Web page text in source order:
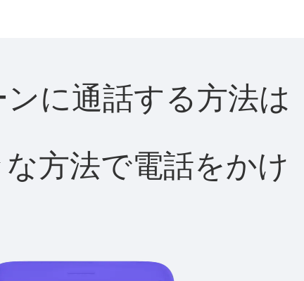
に通話する方法は
方法で電話をかけ